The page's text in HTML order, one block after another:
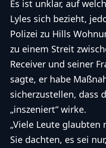
Es ist unklar, auf
Lyles sich bezieht,
Polizei zu Hills
zu einem Streit
Receiver und seiner
sagte, er habe
sicherzustellen, dass
„inszeniert“ wirke.
„Viele Leute glaubten
Sie dachten, es sei